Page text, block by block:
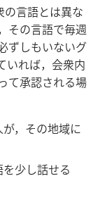
の言語とは異な
その言語で毎週
ずしもいないグ
いれば，会衆内
て承認される場
，その地域に
少し話せる